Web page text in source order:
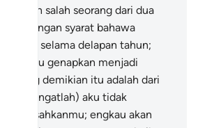
dengan salah seorang dari dua
ini, dengan syarat bahawa
selama delapan tahun;
engkau genapkan menjadi
yang demikian itu adalah dari
Dan (ingatlah) aku tidak
engkau akan